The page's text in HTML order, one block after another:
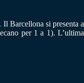
Barcellona si presenta a
per 1 a 1). L’ultima